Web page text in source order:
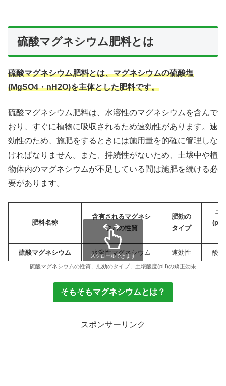
硫酸マグネシウム肥料とは
硫酸マグネシウム肥料とは、マグネシウムの硫酸塩
(MgSO4・nH2O)を主体とした肥料です。
硫酸マグネシウム肥料は、水溶性のマグネシウムを含んで
おり、すぐに植物に吸収されるため速効性があります。速
効性のため、施肥をするときには施用量を的確に管理しな
ければなりません。また、持続性がないため、土壌中や植
物体内のマグネシウムが不足している間は施肥を続ける必
要があります。
肥料名称
含有されるマグネシ
ウムの性質
肥効の
タイプ
土
硫酸マグネシウム 水溶性マグネシウム 速効性 酸
スクロールできます
硫酸マグネシウムの性質、肥効のタイプ、土壌酸度(pH)の矯正効果
そもそもマグネシウムとは？
スポンサーリンク